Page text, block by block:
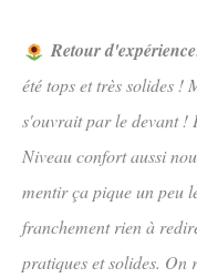
Retour
été tops et très solides !
s'ouvrait par le devant !
Niveau confort aussi
mentir ça pique un peu
franchement rien à
pratiques et solides. On